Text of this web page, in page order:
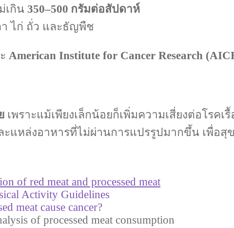
เกิน 350–500 กรัมต่อสัปดาห์
ไก่ ถั่ว และธัญพืช
American Institute for Cancer Research
เพราะแม้เพียงเล็กน้อยก็เพิ่มความเสี่ยงต่อโรคเ
แหล่งอาหารที่ไม่ผ่านการแปรรูปมากขึ้น เพื่อสุ
of red meat and processed meat
Activity Guidelines
meat cause cancer?
of processed meat consumption